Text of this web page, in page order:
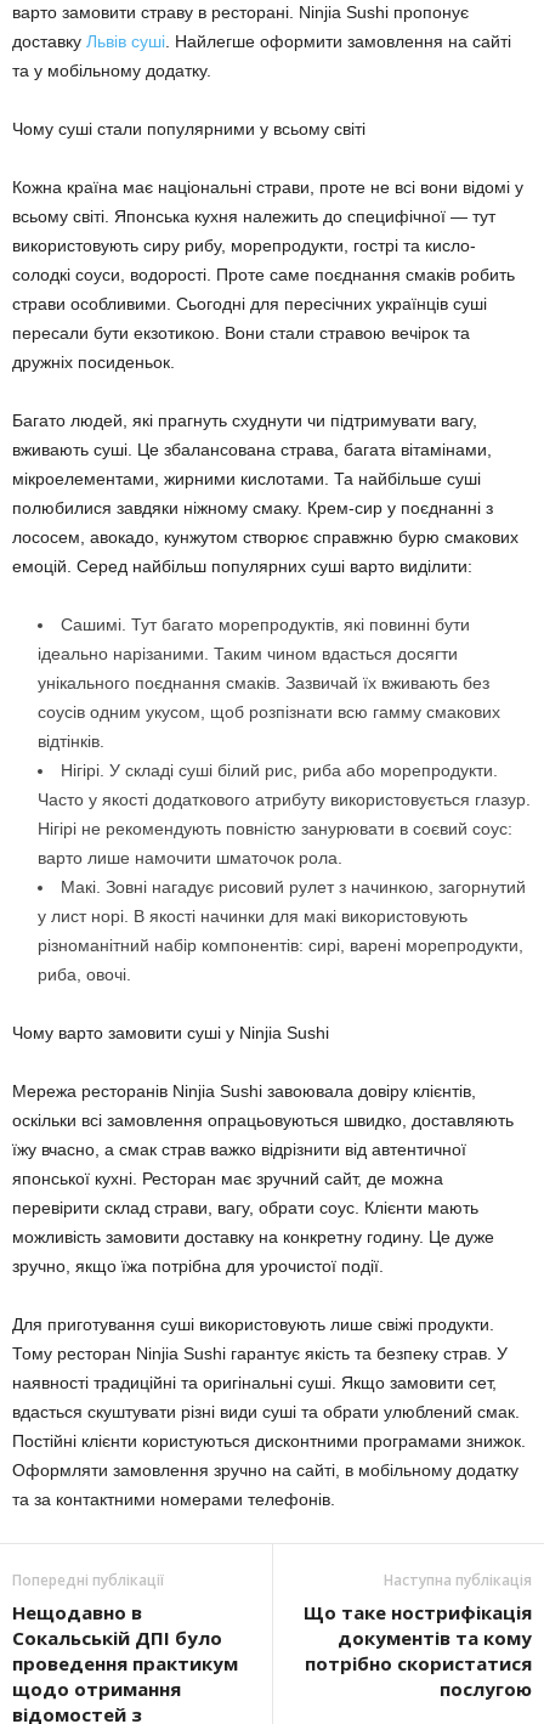
варто замовити страву в ресторані. Ninjia Sushi пропонує
доставку Львів суші . Найлегше оформити замовлення на сайті
та у мобільному додатку.
Чому суші стали популярними у всьому світі
Кожна країна має національні страви, проте не всі вони відомі у
всьому світі. Японська кухня належить до специфічної — тут
використовують сиру рибу, морепродукти, гострі та кисло-
солодкі соуси, водорості. Проте саме поєднання смаків робить
страви особливими. Сьогодні для пересічних українців суші
пересали бути екзотикою. Вони стали стравою вечірок та
дружніх посиденьок.
Багато людей, які прагнуть схуднути чи підтримувати вагу,
вживають суші. Це збалансована страва, багата вітамінами,
мікроелементами, жирними кислотами. Та найбільше суші
полюбилися завдяки ніжному смаку. Крем-сир у поєднанні з
лососем, авокадо, кунжутом створює справжню бурю смакових
емоцій. Серед найбільш популярних суші варто виділити:
Сашимі. Тут багато морепродуктів, які повинні бути
ідеально нарізаними. Таким чином вдасться досягти
унікального поєднання смаків. Зазвичай їх вживають без
соусів одним укусом, щоб розпізнати всю гамму смакових
відтінків.
Нігірі. У складі суші білий рис, риба або морепродукти.
Часто у якості додаткового атрибуту використовується глазур.
Нігірі не рекомендують повністю занурювати в соєвий соус:
варто лише намочити шматочок рола.
Макі. Зовні нагадує рисовий рулет з начинкою, загорнутий
у лист норі. В якості начинки для макі використовують
різноманітний набір компонентів: сирі, варені морепродукти,
риба, овочі.
Чому варто замовити суші у Ninjia Sushi
Мережа ресторанів Ninjia Sushi завоювала довіру клієнтів,
оскільки всі замовлення опрацьовуються швидко, доставляють
їжу вчасно, а смак страв важко відрізнити від автентичної
японської кухні. Ресторан має зручний сайт, де можна
перевірити склад страви, вагу, обрати соус. Клієнти мають
можливість замовити доставку на конкретну годину. Це дуже
зручно, якщо їжа потрібна для урочистої події.
Для приготування суші використовують лише свіжі продукти.
Тому ресторан Ninjia Sushi гарантує якість та безпеку страв. У
наявності традиційні та оригінальні суші. Якщо замовити сет,
вдасться скуштувати різні види суші та обрати улюблений смак.
Постійні клієнти користуються дисконтними програмами знижок.
Оформляти замовлення зручно на сайті, в мобільному додатку
та за контактними номерами телефонів.
Попередні публікації
Нещодавно в
Сокальській ДПІ було
проведення практикум
щодо отримання
відомостей з
Наступна публікація
Що таке нострифікація
документів та кому
потрібно скористатися
послугою